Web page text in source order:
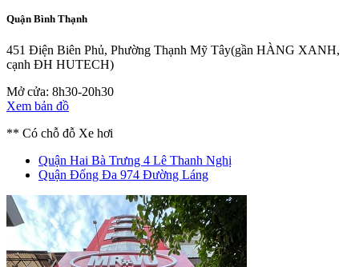
Quận Bình Thạnh
451 Điện Biên Phủ, Phường Thạnh Mỹ Tây(gần HÀNG XANH,
cạnh ĐH HUTECH)
Mở cửa: 8h30-20h30
Xem bản đồ
** Có chỗ đỗ Xe hơi
Quận Hai Bà Trưng 4 Lê Thanh Nghị
Quận Đống Đa 974 Đường Láng